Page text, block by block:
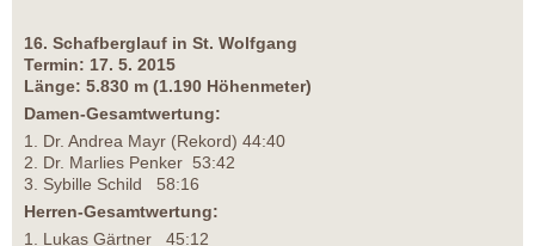
16. Schafberglauf in St. Wolfgang
Termin: 17. 5. 2015
Länge: 5.830 m (1.190 Höhenmeter)
Damen-Gesamtwertung:
1. Dr. Andrea Mayr (Rekord) 44:40
2. Dr. Marlies Penker 53:42
3. Sybille Schild 58:16
Herren-Gesamtwertung:
1. Lukas Gärtner 45:12